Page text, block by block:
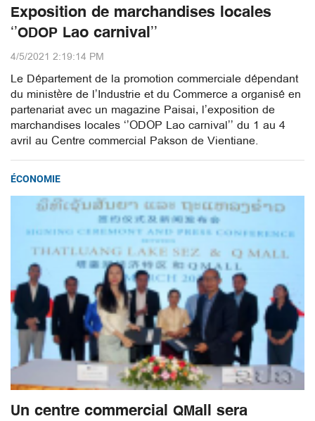
Exposition de marchandises locales
‘’ODOP Lao carnival’’
4/5/2021 2:19:14 PM
Le Département de la promotion commerciale dépendant
du ministère de l’Industrie et du Commerce a organisé en
partenariat avec un magazine Paisai, l’exposition de
marchandises locales ‘’ODOP Lao carnival’’ du 1 au 4
avril au Centre commercial Pakson de Vientiane.
ÉCONOMIE
Un centre commercial QMall sera